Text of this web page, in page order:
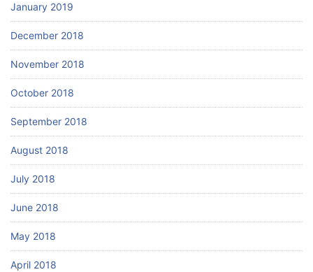
January 2019
December 2018
November 2018
October 2018
September 2018
August 2018
July 2018
June 2018
May 2018
April 2018